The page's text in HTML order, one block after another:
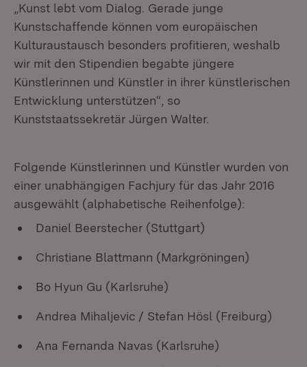
„Kunst lebt vom Dialog. Gerade junge
Kunstschaffende können vom europäischen
Kulturaustausch besonders profitieren, weshalb
wir mit den Stipendien begabte jüngere
Künstlerinnen und Künstler in ihrer künstlerischen
Entwicklung unterstützen“, so
Kunststaatssekretär Jürgen Walter.
Folgende Künstlerinnen und Künstler wurden von
einer unabhängigen Fachjury für das Jahr 2016
ausgewählt (alphabetische Reihenfolge):
Daniel Beerstecher (Stuttgart)
Christiane Blattmann (Markgröningen)
Bo Hyun Gu (Karlsruhe)
Andrea Mihaljevic / Stefan Hösl (Freiburg)
Ana Fernanda Navas (Karlsruhe)